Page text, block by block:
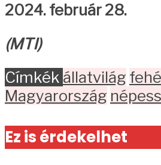
2024. február 28.
(MTI)
Címkék állatvilág
Magyarország
Ez is érdekelhet